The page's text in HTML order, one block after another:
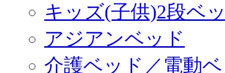
キッズ(子供)2段ベ
アジアンベッド
介護ベッド／電動